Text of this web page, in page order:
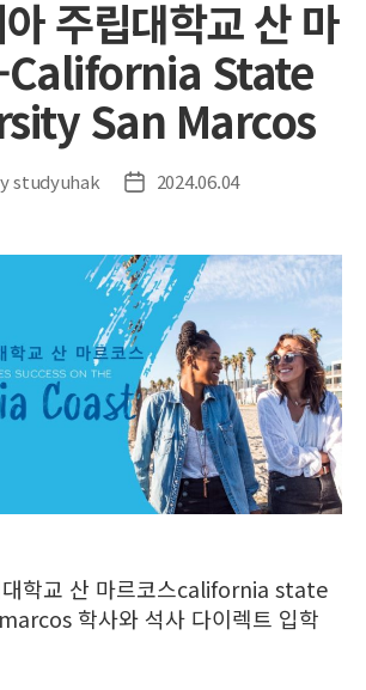
주립대학교 산 마
California State
San Marcos
studyuhak
Post2024.06.04
대학교 산 마르코스california state
학사와 석사 다이렉트 입학